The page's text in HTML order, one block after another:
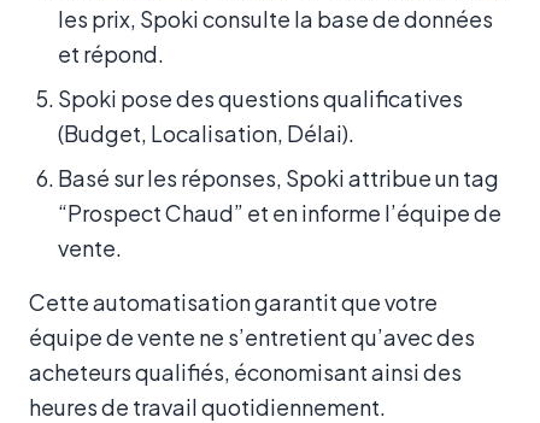
les prix, Spoki consulte la base de données
et répond.
Spoki pose des questions qualificatives
(Budget, Localisation, Délai).
Basé sur les réponses, Spoki attribue un tag
“Prospect Chaud” et en informe l’équipe de
vente.
Cette automatisation garantit que votre
équipe de vente ne s’entretient qu’avec des
acheteurs qualifiés, économisant ainsi des
heures de travail quotidiennement.